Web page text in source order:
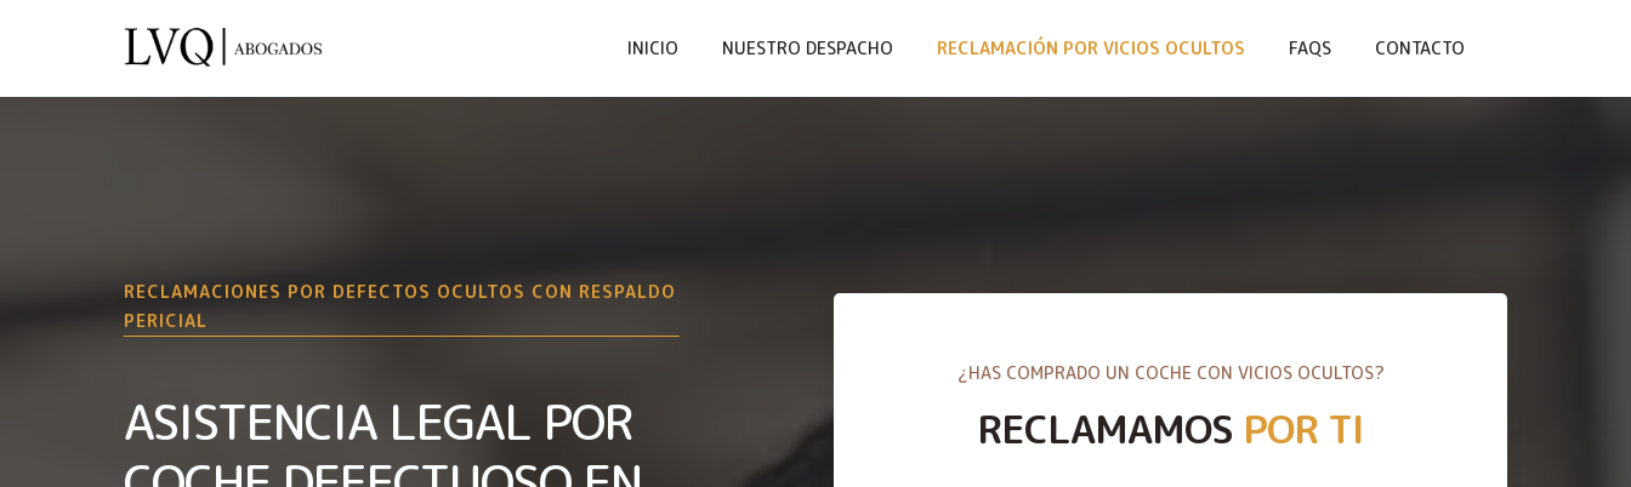
INICIO NUESTRO DESPACHO RECLAMACIÓN POR VICIOS OCULTOS FAQS CONTACTO
RECLAMACIONES POR DEFECTOS OCULTOS CON RESPALDO
PERICIAL
ASISTENCIA LEGAL POR
¿HAS COMPRADO UN COCHE CON VICIOS OCULTOS?
RECLAMAMOS POR TI